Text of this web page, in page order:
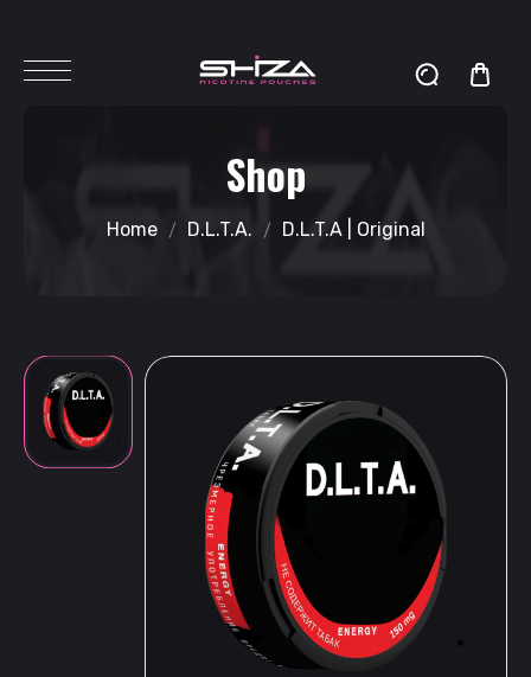
Shop
Home D.L.T.A. D.L.T.A | Original